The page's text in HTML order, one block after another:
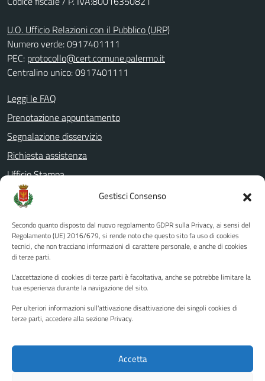
Gestisci Consenso
Secondo quanto disposto dal nuovo regolamento GDPR sulla Privacy, ai sensi del
Regolamento (UE) 2016/679, si rende noto che questo sito fa uso di cookies
tecnici, che non tracciano informazioni di carattere personale, e anche di cookies
di terze parti.
L'accettazione di cookies di terze parti è facoltativa, anche se potrebbe limitare la
tua esperienza durante la navigazione del sito.
Per ulteriori informazioni sull'attivazione disattivazione dei singoli cookies di
terze parti, accedere alla sezione Privacy.
Accetta
U.O. Ufficio Relazioni con il Pubblico (URP)
Numero verde: 0917401111
PEC: protocollo@cert.comune.palermo.it
Centralino unico: 0917401111
Leggi le FAQ
Prenotazione appuntamento
Segnalazione disservizio
Richiesta assistenza
Ufficio Stampa
Amministrazione Trasparente
Albo pretorio
Informativa privacy
Note legali
Piano di miglioramento del sito
Instagram